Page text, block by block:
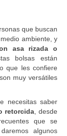
que buscan
ambiente, y
asa rizada o
bolsas están
que les confiere
muy versátiles
necesitas saber
retorcida , desde
que se
algunos